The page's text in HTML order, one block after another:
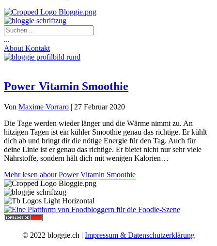
...
About Kontakt
Power Vitamin Smoothie
Von Maxime Vorraro | 27 Februar 2020
Die Tage werden wieder länger und die Wärme nimmt zu. An
hitzigen Tagen ist ein kühler Smoothie genau das richtige. Er kühlt
dich ab und bringt dir die nötige Energie für den Tag. Auch für
deine Linie ist er genau das richtige. Er bietet nicht nur sehr viele
Nährstoffe, sondern hält dich mit wenigen Kalorien…
Mehr lesen about Power Vitamin Smoothie
© 2022 bloggie.ch | Impressum & Datenschutzerklärung